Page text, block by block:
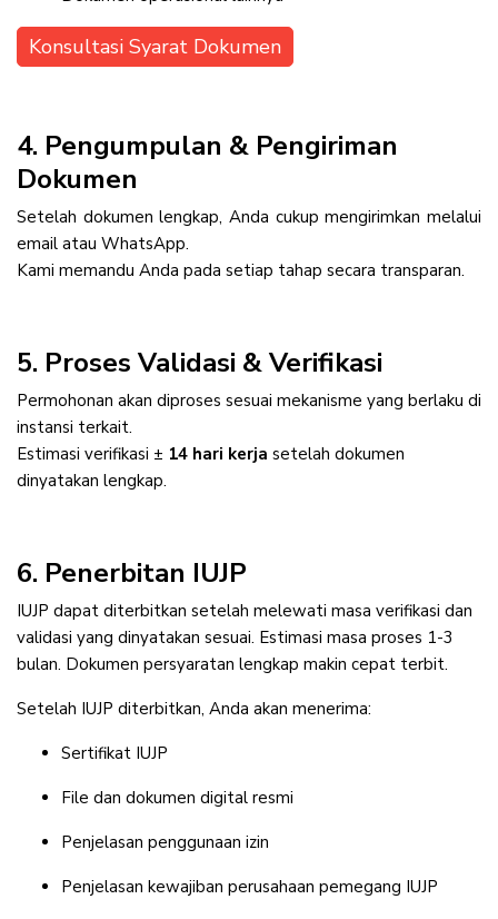
Konsultasi Syarat Dokumen
4. Pengumpulan & Pengiriman
Dokumen
Setelah dokumen lengkap, Anda cukup mengirimkan melalui
email atau WhatsApp.
Kami memandu Anda pada setiap tahap secara transparan.
5. Proses Validasi & Verifikasi
Permohonan akan diproses sesuai mekanisme yang berlaku di
instansi terkait.
Estimasi verifikasi ± 14 hari kerja setelah dokumen
dinyatakan lengkap.
6. Penerbitan IUJP
IUJP dapat diterbitkan setelah melewati masa verifikasi dan
validasi yang dinyatakan sesuai. Estimasi masa proses 1-3
bulan. Dokumen persyaratan lengkap makin cepat terbit.
Setelah IUJP diterbitkan, Anda akan menerima:
Sertifikat IUJP
File dan dokumen digital resmi
Penjelasan penggunaan izin
Penjelasan kewajiban perusahaan pemegang IUJP